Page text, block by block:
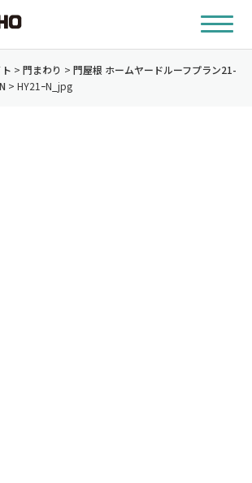
> 門まわり > 門屋根 ホームヤードルーフプラン21-
> HY21ｰN_jpg